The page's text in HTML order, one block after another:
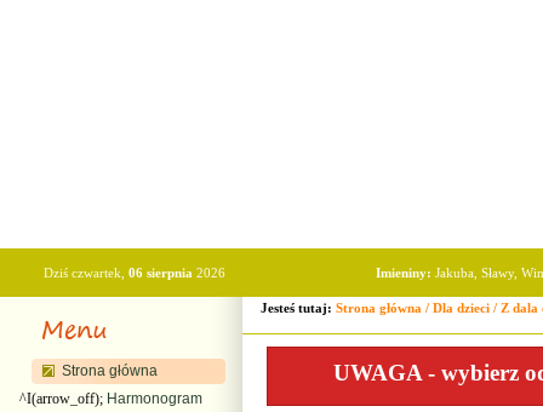
Dziś czwartek, 06 sierpnia 2026 Imieniny: Jakuba, Sławy,
Strona główna
^I(arrow_off); Harmonogram
Jesteś tutaj: Strona główna / Dla dzieci / Z dala
UWAGA - wybierz